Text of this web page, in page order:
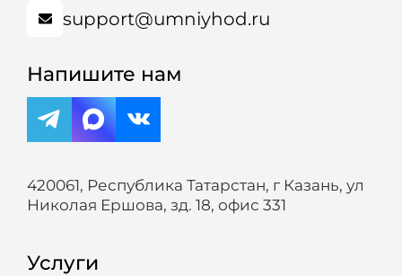
support@umniyhod.ru
Напишите нам
420061, Республика Татарстан, г Казань, ул
Николая Ершова, зд. 18, офис 331
Услуги